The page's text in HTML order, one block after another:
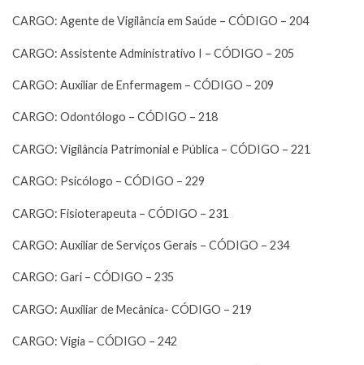
CARGO: Agente de Vigilância em Saúde – CÓDIGO – 204
CARGO: Assistente Administrativo I – CÓDIGO – 205
CARGO: Auxiliar de Enfermagem – CÓDIGO – 209
CARGO: Odontólogo – CÓDIGO – 218
CARGO: Vigilância Patrimonial e Pública – CÓDIGO – 221
CARGO: Psicólogo – CÓDIGO – 229
CARGO: Fisioterapeuta – CÓDIGO – 231
CARGO: Auxiliar de Serviços Gerais – CÓDIGO – 234
CARGO: Gari – CÓDIGO – 235
CARGO: Auxiliar de Mecânica- CÓDIGO – 219
CARGO: Vigia – CÓDIGO – 242